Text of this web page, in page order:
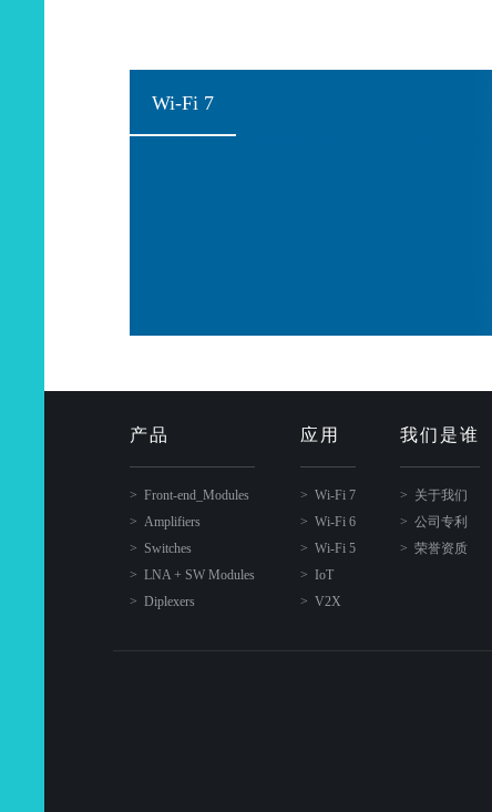
Wi-Fi 7
产品
Front-end_Modules
Amplifiers
Switches
LNA + SW Modules
Diplexers
应用
Wi-Fi 7
Wi-Fi 6
Wi-Fi 5
IoT
V2X
我们是谁
关于我们
公司专利
荣誉资质